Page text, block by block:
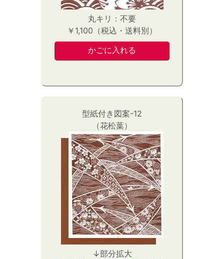
丸キリ：不要
￥1,100（税込・送料別）
型紙付き図案-12
（花松葉）
↓部分拡大